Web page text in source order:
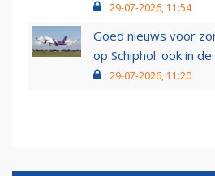
29-07-2026, 11:54
Goed nieuws voor
op Schiphol: ook in
29-07-2026, 11:20